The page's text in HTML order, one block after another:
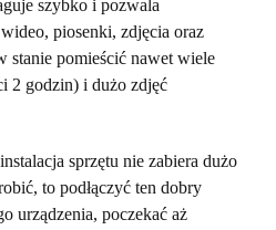
szybko i pozwala
piosenki, zdjęcia oraz
stanie pomieścić nawet wiele
2 godzin) i dużo zdjęć
sprzętu nie zabiera dużo
to podłączyć ten dobry
urządzenia, poczekać aż